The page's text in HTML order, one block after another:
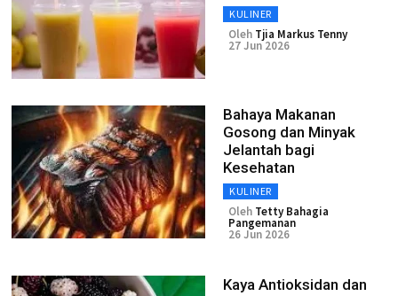
KULINER
Oleh Tjia Markus Tenny
27 Jun 2026
Bahaya Makanan
Gosong dan Minyak
Jelantah bagi
Kesehatan
KULINER
Oleh Tetty Bahagia
Pangemanan
26 Jun 2026
Kaya Antioksidan dan